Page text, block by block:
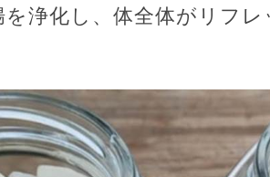
浄化し、体全体がリフ